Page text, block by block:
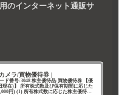
のインターネット通販サ
メラ/買物優待券 |
ド番号:3048 株主優待品:買物優待券 【優
現在)】 所有株式数及び保有期間に応じた
円) (1) 所有株式数に応じた株主優待制